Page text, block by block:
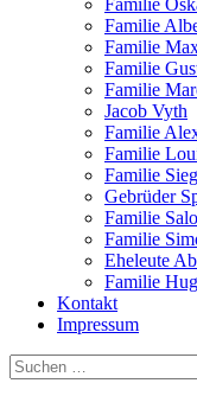
Familie
Familie
Familie
Familie
Familie
Jacob Vyth
Familie
Familie
Familie
Gebrüder
Familie
Familie
Eheleute
Familie
Kontakt
Impressum
Suchen
nach: